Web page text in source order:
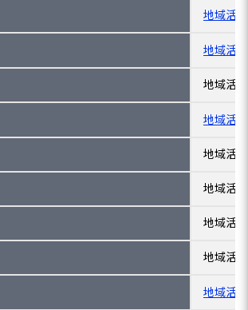
地域活
地域活
地域活
地域活
地域活
地域活
地域活
地域活
地域活